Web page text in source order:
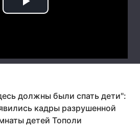
должны были спать дети":
кадры разрушенной
детей Тополи